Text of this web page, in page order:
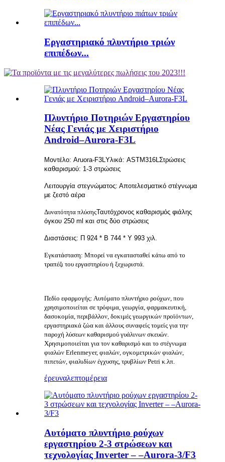
Εργαστηριακό πλυντήριο τριών
επιπέδων...
Πλυντήριο Ποτηριών Εργαστηρίου
Νέας Γενιάς με Χειριστήριο
Android–Aurora-F3L
Μοντέλο: Aruora-F3L Υλικά: ASTM316L Στρώσεις
καθαρισμού: 1-3 στρώσεις
Λειτουργία στεγνώματος: Αποτελεσματικό στέγνωμα
με ζεστό αέρα
Δυνατότητα πλύσηςΤαυτόχρονος καθαρισμός φιάλης
όγκου 250 ml και στις δύο στρώσεις
Διαστάσεις: Π 924 * Β 744 * Υ 993 χιλ.
Εγκατάσταση: Μπορεί να εγκατασταθεί κάτω από το
τραπέζι του εργαστηρίου ή ξεχωριστά.
Πεδίο εφαρμογής: Αυτόματο πλυντήριο ρούχων, που
χρησιμοποιείται σε τρόφιμα, γεωργία, φαρμακευτική,
δασοκομία, περιβάλλον, δοκιμές γεωργικών προϊόντων,
εργαστηριακά ζώα και άλλους συναφείς τομείς για την
παροχή λύσεων καθαρισμού γυάλινων σκευών.
Χρησιμοποιείται για τον καθαρισμό και το στέγνωμα
φιαλών Erlenmeyer, φιαλών, ογκομετρικών φιαλών,
πιπετών, φιαλιδίων έγχυσης, τρυβλίων Petri κ.λπ.
έρευναλεπτομέρεια
Αυτόματο πλυντήριο ρούχων
εργαστηρίου 2-3 ​​στρώσεων και
τεχνολογίας Inverter – –Aurora-3/F3